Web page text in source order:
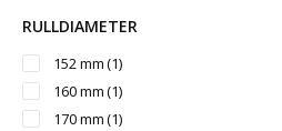
2200 l (2)
2600 l(1)
3000 l(1)
RULLDIAMETER
152 mm(1)
160 mm(1)
170 mm(1)